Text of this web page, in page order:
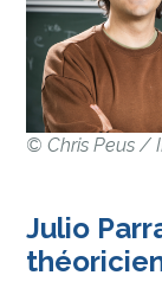
©Chris Peus /
Julio